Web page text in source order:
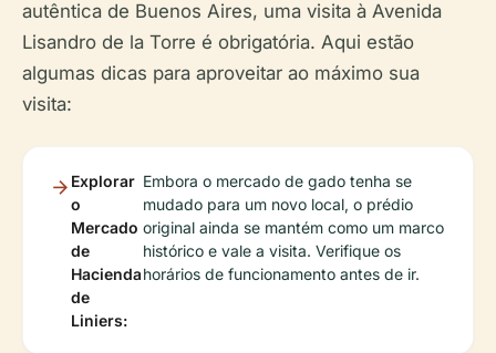
autêntica de Buenos Aires, uma visita à Avenida
Lisandro de la Torre é obrigatória. Aqui estão
algumas dicas para aproveitar ao máximo sua
visita:
Explorar
o
Mercado
de
Hacienda
de
Liniers:
Embora o mercado de gado tenha se
mudado para um novo local, o prédio
original ainda se mantém como um marco
histórico e vale a visita. Verifique os
horários de funcionamento antes de ir.